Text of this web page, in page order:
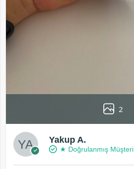
2
Yakup A.
★ Doğrulanmış Müşteri